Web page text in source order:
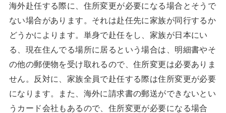
海外赴任する際に、住所変更が必要になる場合とそうで
ない場合があります。それは赴任先に家族が同行するか
どうかによります。単身で赴任をし、家族が日本にい
る、現在住んでる場所に居るという場合は、明細書やそ
の他の郵便物を受け取れるので、住所変更は必要ありま
せん。反対に、家族全員で赴任する際は住所変更が必要
になります。また、海外に請求書の郵送ができないとい
うカード会社もあるので、住所変更が必要になる場合